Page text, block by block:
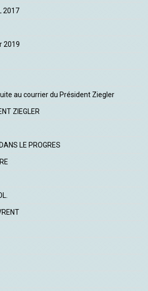
2017
2019
au courrier du Président Ziegler
ZIEGLER
LE PROGRES